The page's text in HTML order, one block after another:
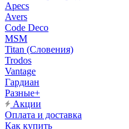
Apecs
Avers
Code Deco
MSM
Titan (Словения)
Trodos
Vantage
Гардиан
Разные+
Акции
Оплата и доставка
Как купить